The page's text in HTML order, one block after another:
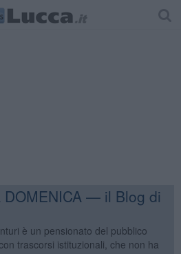
DOMENICA — il Blog di
è un pensionato del pubblico
trascorsi istituzionali, che non ha